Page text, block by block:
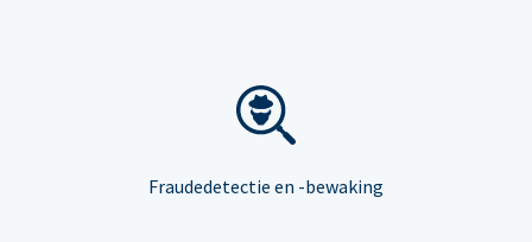
Fraudedetectie en -bewaking